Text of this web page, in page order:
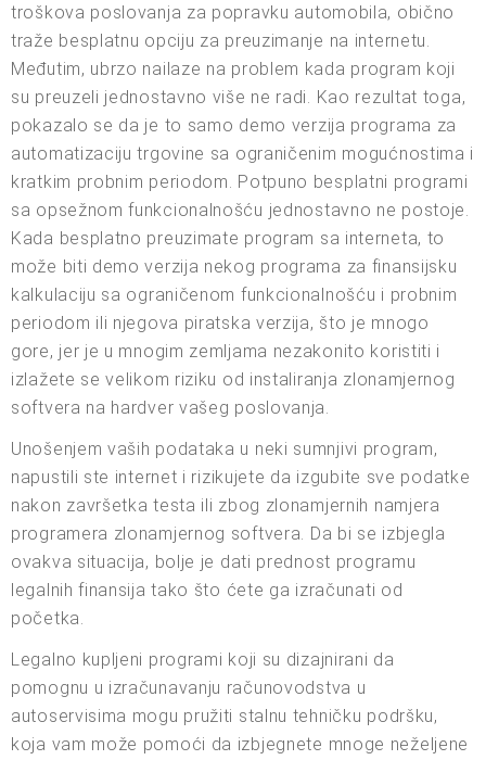
troškova poslovanja za popravku automobila, obično
traže besplatnu opciju za preuzimanje na internetu.
Međutim, ubrzo nailaze na problem kada program koji
su preuzeli jednostavno više ne radi. Kao rezultat toga,
pokazalo se da je to samo demo verzija programa za
automatizaciju trgovine sa ograničenim mogućnostima i
kratkim probnim periodom. Potpuno besplatni programi
sa opsežnom funkcionalnošću jednostavno ne postoje.
Kada besplatno preuzimate program sa interneta, to
može biti demo verzija nekog programa za finansijsku
kalkulaciju sa ograničenom funkcionalnošću i probnim
periodom ili njegova piratska verzija, što je mnogo
gore, jer je u mnogim zemljama nezakonito koristiti i
izlažete se velikom riziku od instaliranja zlonamjernog
softvera na hardver vašeg poslovanja.
Unošenjem vaših podataka u neki sumnjivi program,
napustili ste internet i rizikujete da izgubite sve podatke
nakon završetka testa ili zbog zlonamjernih namjera
programera zlonamjernog softvera. Da bi se izbjegla
ovakva situacija, bolje je dati prednost programu
legalnih finansija tako što ćete ga izračunati od
početka.
Legalno kupljeni programi koji su dizajnirani da
pomognu u izračunavanju računovodstva u
autoservisima mogu pružiti stalnu tehničku podršku,
koja vam može pomoći da izbjegnete mnoge neželjene